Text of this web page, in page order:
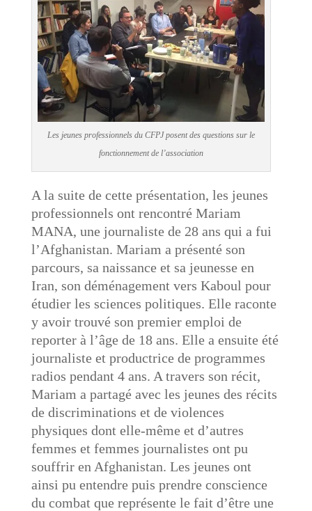
Les jeunes professionnels du CFPJ posent des questions sur le
fonctionnement de l’association
A la suite de cette présentation, les jeunes
professionnels ont rencontré Mariam
MANA, une journaliste de 28 ans qui a fui
l’Afghanistan. Mariam a présenté son
parcours, sa naissance et sa jeunesse en
Iran, son déménagement vers Kaboul pour
étudier les sciences politiques. Elle raconte
y avoir trouvé son premier emploi de
reporter à l’âge de 18 ans. Elle a ensuite été
journaliste et productrice de programmes
radios pendant 4 ans. A travers son récit,
Mariam a partagé avec les jeunes des récits
de discriminations et de violences
physiques dont elle-même et d’autres
femmes et femmes journalistes ont pu
souffrir en Afghanistan. Les jeunes ont
ainsi pu entendre puis prendre conscience
du combat que représente le fait d’être une